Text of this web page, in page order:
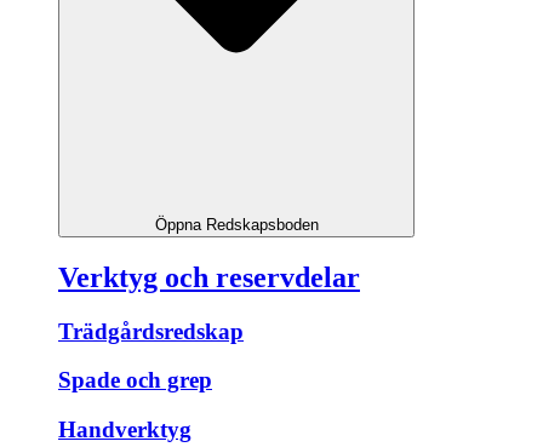
Öppna Redskapsboden
Verktyg och reservdelar
Trädgårdsredskap
Spade och grep
Handverktyg